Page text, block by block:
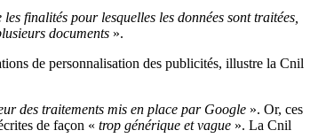
finalités pour lesquelles les données sont traitées,
documents ».
de personnalisation des publicités, illustre la Cnil
des traitements mis en place par Google ». Or, ces
de façon « trop générique et vague ». La Cnil